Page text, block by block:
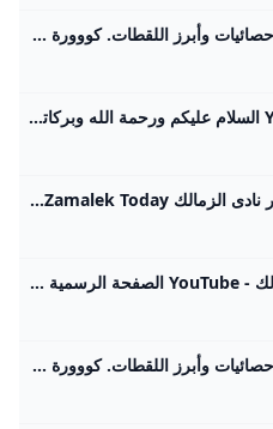
الزمالك النتائج والإحصائيات وأبرز اللقطات. كووورة احصل على جميع الأخبار والتحديثات الأخيرة لفريق الزمالك بما في ذلك أخبار الانتقالات القادمة والمباريات والنتائج المباشرة. الأهلي ضد بيراميدزإيقاف الونش 3 مباريات.. وغرامة مالية على الأهلي11:252 سبتمبر 2025وادي دجلة ضد الزمالك الزمالك يعاقب الونش‎09:521 سبتمبر 2025وادي دجلة ضد الزمالكطارق يحيى: الصفقات الجديدة لا تليق بالزمالك09:331 سبتمبر 2025وادي دجلة ضد الزمالك مدرب دجلة: جمهور الزمالك مرعب.. ونحاول الحفاظ على هويتنا دائما 09:271 سبتمبر 2025الإنتقالات كووورة يوضح.. هل يدرس الزمالك إقالة فيريرا؟07:461 سبتمبر 2025الدوري المصري الممتاز فييرا لكووورة: الدوري المصري أصبح أكثر تنافسية.
كورة كل يوم مع مؤمن - YouTube السلام عليكم ورحمة الله وبركاتهاهلا ومرحبا بكم في قناة زمالك اليومقناة خاصة باخبار نادي الزمالك اليومية وبعض اخبار الدوري المصري و احصائيات لمباريات الزمال…
الزمالك اليوم - أخبار نادى الزمالك Zamalek Today الزمالك اليوم - أخبار نادى الزمالك Zamalek Today الزمالك اليوم صحيفة الزمالك اليوم اخبار الرياضة :موقع صحيفة الزمالك اليوم بوابة أخبارية رياضية أليكترونية تشمل كل الاخبار الرياضية و كرة القدم لتمكينك من متابعة جميع المباريات و مستجدات الساحة الرياضية. تنشر كل ما يتعلق بأخبار الرياضة بشكل عام و كرة القدم بشكل خاص نظرا لاهتمام جمهور عريض و مشجعين من جميع أنحاء الوطن العربي لهذه الرياضة. أخبار من مصادر رياضية مختلفة مثل “خبر مصر الرياضي” أو “خبر اليوم الرياضي” حيث أن أخبار كرة القدم تعتبر مادة دسمة للصحافة من تحليل نتائج المباريات وخاصتا أذا كانت نتيجة مباراة لنوادي كبيرة مثل الأهلي و الزمالك في مصر أو الهلال والنصر في السعودية أو الرجاء و الوداد في المغربو الجزائر وغيرهم من الدول الأخري.
Zamalek TV - قناة الزمالك - YouTube الصفحة الرسمية لقناة نادي الزمالك.تردد 11449 , 27500 H 📺🎤
الزمالك النتائج والإحصائيات وأبرز اللقطات. كووورة احصل على جميع الأخبار والتحديثات الأخيرة لفريق الزمالك بما في ذلك أخبار الانتقالات القادمة والمباريات والنتائج المباشرة. الأهلي ضد بيراميدزإيقاف الونش 3 مباريات.. وغرامة مالية على الأهلي11:252 سبتمبر 2025وادي دجلة ضد الزمالك الزمالك يعاقب الونش‎09:521 سبتمبر 2025وادي دجلة ضد الزمالكطارق يحيى: الصفقات الجديدة لا تليق بالزمالك09:331 سبتمبر 2025وادي دجلة ضد الزمالك مدرب دجلة: جمهور الزمالك مرعب.. ونحاول الحفاظ على هويتنا دائما 09:271 سبتمبر 2025الإنتقالات كووورة يوضح.. هل يدرس الزمالك إقالة فيريرا؟07:461 سبتمبر 2025الدوري المصري الممتاز فييرا لكووورة: الدوري المصري أصبح أكثر تنافسية.